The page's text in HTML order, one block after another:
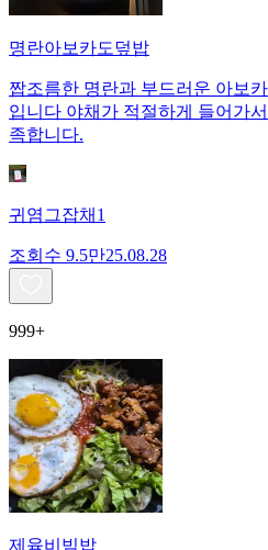
명란아보카도덮밥
짭조름한 명란과 부드러운 아보
입니다 야채가 적절하게 들어가
족합니다.
귀염그잡채1
조회수 9.5만25.08.28
999+
제육비빔밥